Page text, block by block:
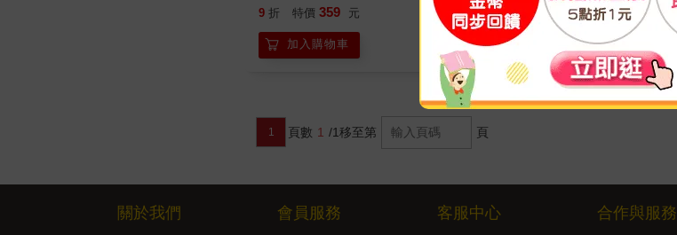
9 折 特價 359 元
加入購物車
9 折 特價 197 元
加入購物車
1 頁數 1 /1移至第 頁
關於我們 會員服務 客服中心 合作與服務